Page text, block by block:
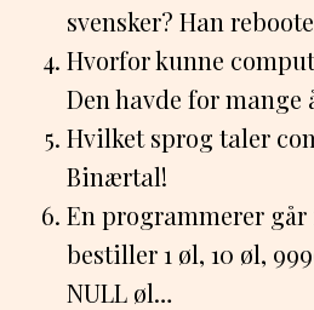
svensker? Han
Hvorfor kunne
Den havde for mange
Hvilket sprog taler
Binærtal!
En programmerer
bestiller 1 øl, 10 øl,
NULL øl…